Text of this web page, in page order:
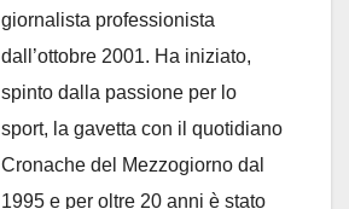
giornalista professionista
dall’ottobre 2001. Ha iniziato,
spinto dalla passione per lo
sport, la gavetta con il quotidiano
Cronache del Mezzogiorno dal
1995 e per oltre 20 anni è stato